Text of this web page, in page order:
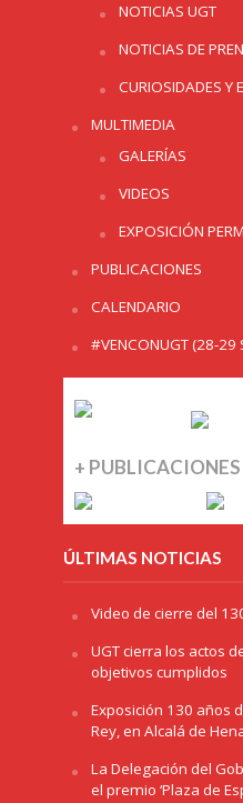
NOTICIAS UGT
NOTICIAS DE
CURIOSIDADES Y
MULTIMEDIA
GALERÍAS
VIDEOS
EXPOSICIÓN
PUBLICACIONES
CALENDARIO
#VENCONUGT (28-29
+
ÚLTIMAS NOTICIAS
Video de cierre del
UGT cierra los actos
objetivos cumplidos
Exposición 130 años
Rey, en Alcalá de
La Delegación del
el premio ‘Plaza de